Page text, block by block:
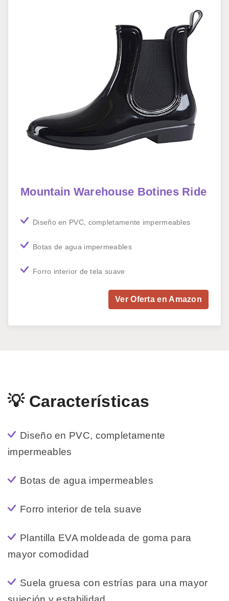
Mountain Warehouse Botines Ride
Diseño en PVC, completamente impermeables
Botas de agua impermeables
Forro interior de tela suave
Ver Oferta en Amazon
💡 Características
Diseño en PVC, completamente
impermeables
Botas de agua impermeables
Forro interior de tela suave
Plantilla EVA moldeada de goma para
mayor comodidad
Suela gruesa con estrías para una mayor